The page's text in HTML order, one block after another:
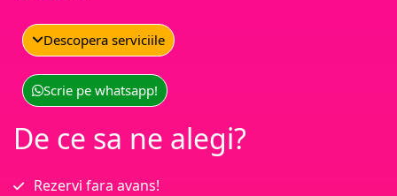
Descopera serviciile
Scrie pe whatsapp!
De ce sa ne alegi?
Rezervi fara avans!